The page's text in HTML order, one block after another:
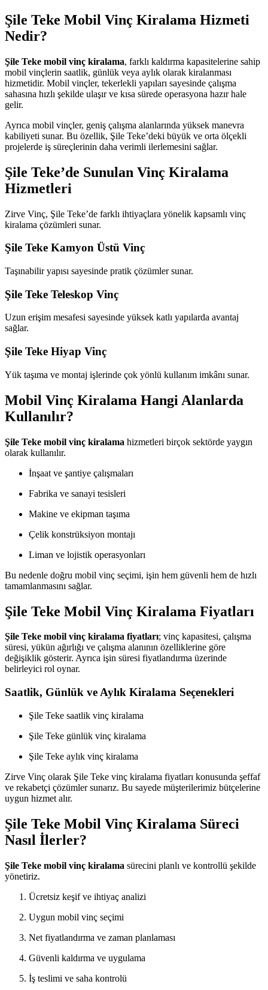
Şile Teke Mobil Vinç Kiralama Hizmeti
Nedir?
Şile Teke mobil vinç kiralama, farklı kaldırma kapasitelerine sahip
mobil vinçlerin saatlik, günlük veya aylık olarak kiralanması
hizmetidir. Mobil vinçler, tekerlekli yapıları sayesinde çalışma
sahasına hızlı şekilde ulaşır ve kısa sürede operasyona hazır hale
gelir.
Ayrıca mobil vinçler, geniş çalışma alanlarında yüksek manevra
kabiliyeti sunar. Bu özellik, Şile Teke’deki büyük ve orta ölçekli
projelerde iş süreçlerinin daha verimli ilerlemesini sağlar.
Şile Teke’de Sunulan Vinç Kiralama
Hizmetleri
Zirve Vinç, Şile Teke’de farklı ihtiyaçlara yönelik kapsamlı vinç
kiralama çözümleri sunar.
Şile Teke Kamyon Üstü Vinç
Taşınabilir yapısı sayesinde pratik çözümler sunar.
Şile Teke Teleskop Vinç
Uzun erişim mesafesi sayesinde yüksek katlı yapılarda avantaj
sağlar.
Şile Teke Hiyap Vinç
Yük taşıma ve montaj işlerinde çok yönlü kullanım imkânı sunar.
Mobil Vinç Kiralama Hangi Alanlarda
Kullanılır?
Şile Teke mobil vinç kiralama hizmetleri birçok sektörde yaygın
olarak kullanılır.
İnşaat ve şantiye çalışmaları
Fabrika ve sanayi tesisleri
Makine ve ekipman taşıma
Çelik konstrüksiyon montajı
Liman ve lojistik operasyonları
Bu nedenle doğru mobil vinç seçimi, işin hem güvenli hem de hızlı
tamamlanmasını sağlar.
Şile Teke Mobil Vinç Kiralama Fiyatları
Şile Teke mobil vinç kiralama fiyatları; vinç kapasitesi, çalışma
süresi, yükün ağırlığı ve çalışma alanının özelliklerine göre
değişiklik gösterir. Ayrıca işin süresi fiyatlandırma üzerinde
belirleyici rol oynar.
Saatlik, Günlük ve Aylık Kiralama Seçenekleri
Şile Teke saatlik vinç kiralama
Şile Teke günlük vinç kiralama
Şile Teke aylık vinç kiralama
Zirve Vinç olarak Şile Teke vinç kiralama fiyatları konusunda şeffaf
ve rekabetçi çözümler sunarız. Bu sayede müşterilerimiz bütçelerine
uygun hizmet alır.
Şile Teke Mobil Vinç Kiralama Süreci
Nasıl İlerler?
Şile Teke mobil vinç kiralama sürecini planlı ve kontrollü şekilde
yönetiriz.
Ücretsiz keşif ve ihtiyaç analizi
Uygun mobil vinç seçimi
Net fiyatlandırma ve zaman planlaması
Güvenli kaldırma ve uygulama
İş teslimi ve saha kontrolü